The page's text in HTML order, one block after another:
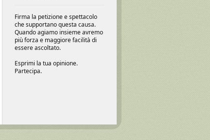
Firma la petizione e spettacolo
che supportano questa causa.
Quando agiamo insieme avremo
più forza e maggiore facilità di
essere ascoltato.
Esprimi la tua opinione.
Partecipa.